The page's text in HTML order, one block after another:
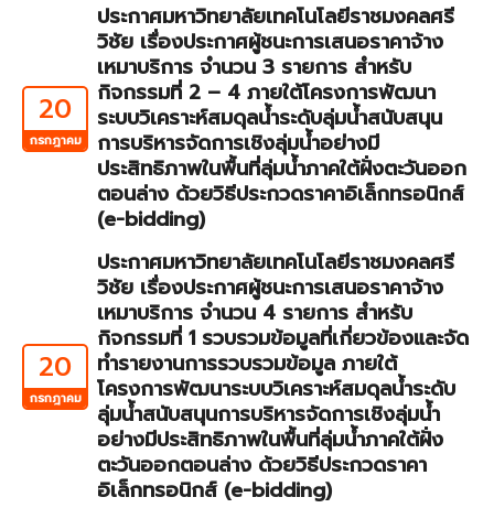
20
กรกฎาคม
ประกาศมหาวิทยาลัยเทคโนโลยีราชมงคลศรี
วิชัย เรื่องประกาศผู้ชนะการเสนอราคาจ้าง
เหมาบริการ จำนวน 3 รายการ สำหรับ
กิจกรรมที่ 2 – 4 ภายใต้โครงการพัฒนา
ระบบวิเคราะห์สมดุลน้ำระดับลุ่มน้ำสนับสนุน
การบริหารจัดการเชิงลุ่มน้ำอย่างมี
ประสิทธิภาพในพื้นที่ลุ่มน้ำภาคใต้ฝั่งตะวันออก
ตอนล่าง ด้วยวิธีประกวดราคาอิเล็กทรอนิกส์
(e-bidding)
20
กรกฎาคม
ประกาศมหาวิทยาลัยเทคโนโลยีราชมงคลศรี
วิชัย เรื่องประกาศผู้ชนะการเสนอราคาจ้าง
เหมาบริการ จำนวน 4 รายการ สำหรับ
กิจกรรมที่ 1 รวบรวมข้อมูลที่เกี่ยวข้องและจัด
ทำรายงานการรวบรวมข้อมูล ภายใต้
โครงการพัฒนาระบบวิเคราะห์สมดุลน้ำระดับ
ลุ่มน้ำสนับสนุนการบริหารจัดการเชิงลุ่มน้ำ
อย่างมีประสิทธิภาพในพื้นที่ลุ่มน้ำภาคใต้ฝั่ง
ตะวันออกตอนล่าง ด้วยวิธีประกวดราคา
อิเล็กทรอนิกส์ (e-bidding)